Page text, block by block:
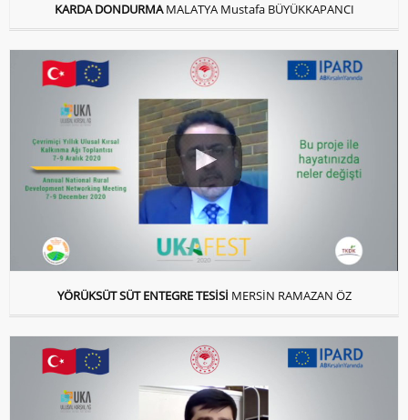
KARDA DONDURMA MALATYA Mustafa BÜYÜKKAPANCI
YÖRÜKSÜT SÜT ENTEGRE TESİSİ MERSİN RAMAZAN ÖZ